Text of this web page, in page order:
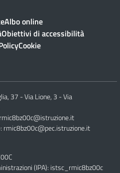
Albo online
Obiettivi di accessibilità
Cookie
37 - Via Lione, 3 - Via
rmic8bz00c@istruzione.it
rmic8bz00c@pec.istruzione.it
(IPA): istsc_rmic8bz00c